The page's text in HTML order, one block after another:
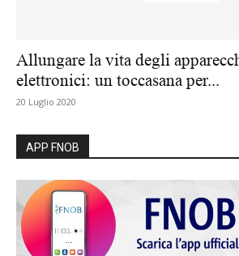
Allungare la vita degli
elettronici: un toccasana per...
20 Luglio 2020
APP FNOB